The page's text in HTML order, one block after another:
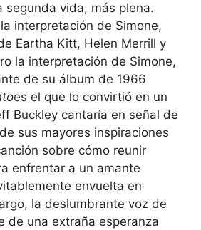
segunda vida, más plena.
interpretación de Simone,
Eartha Kitt, Helen Merrill y
la interpretación de Simone,
de su álbum de 1966
es el que lo convirtió en un
Buckley cantaría en señal de
sus mayores inspiraciones
sobre cómo reunir
enfrentar a un amante
envuelta en
la deslumbrante voz de
de una extraña esperanza